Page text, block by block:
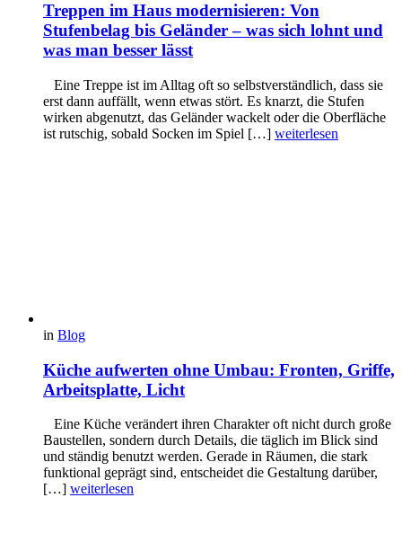
Treppen im Haus modernisieren: Von
Stufenbelag bis Geländer – was sich lohnt und
was man besser lässt
Eine Treppe ist im Alltag oft so selbstverständlich, dass sie
erst dann auffällt, wenn etwas stört. Es knarzt, die Stufen
wirken abgenutzt, das Geländer wackelt oder die Oberfläche
ist rutschig, sobald Socken im Spiel […] weiterlesen
in Blog
Küche aufwerten ohne Umbau: Fronten, Griffe,
Arbeitsplatte, Licht
Eine Küche verändert ihren Charakter oft nicht durch große
Baustellen, sondern durch Details, die täglich im Blick sind
und ständig benutzt werden. Gerade in Räumen, die stark
funktional geprägt sind, entscheidet die Gestaltung darüber,
[…] weiterlesen